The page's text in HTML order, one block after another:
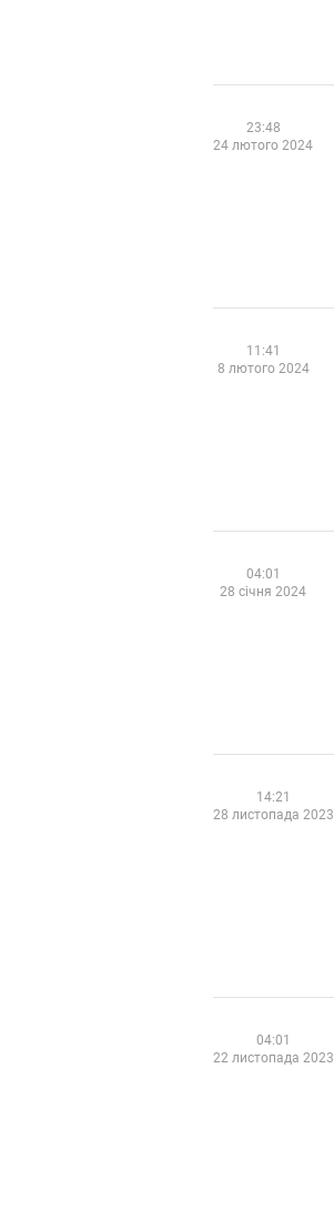
23:48
24 лютого 2024
11:41
8 лютого 2024
04:01
28 січня 2024
14:21
28 листопада 2023
04:01
22 листопада 2023